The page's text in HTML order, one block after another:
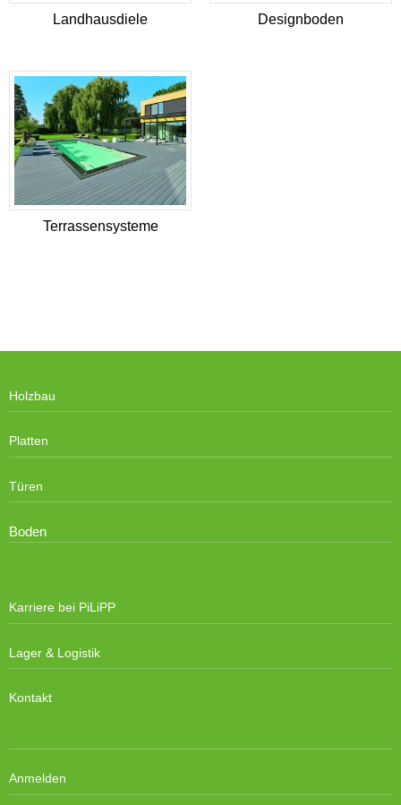
Landhausdiele Designboden
Terrassensysteme
Holzbau
Platten
Türen
Boden
Karriere bei PiLiPP
Lager & Logistik
Kontakt
Anmelden